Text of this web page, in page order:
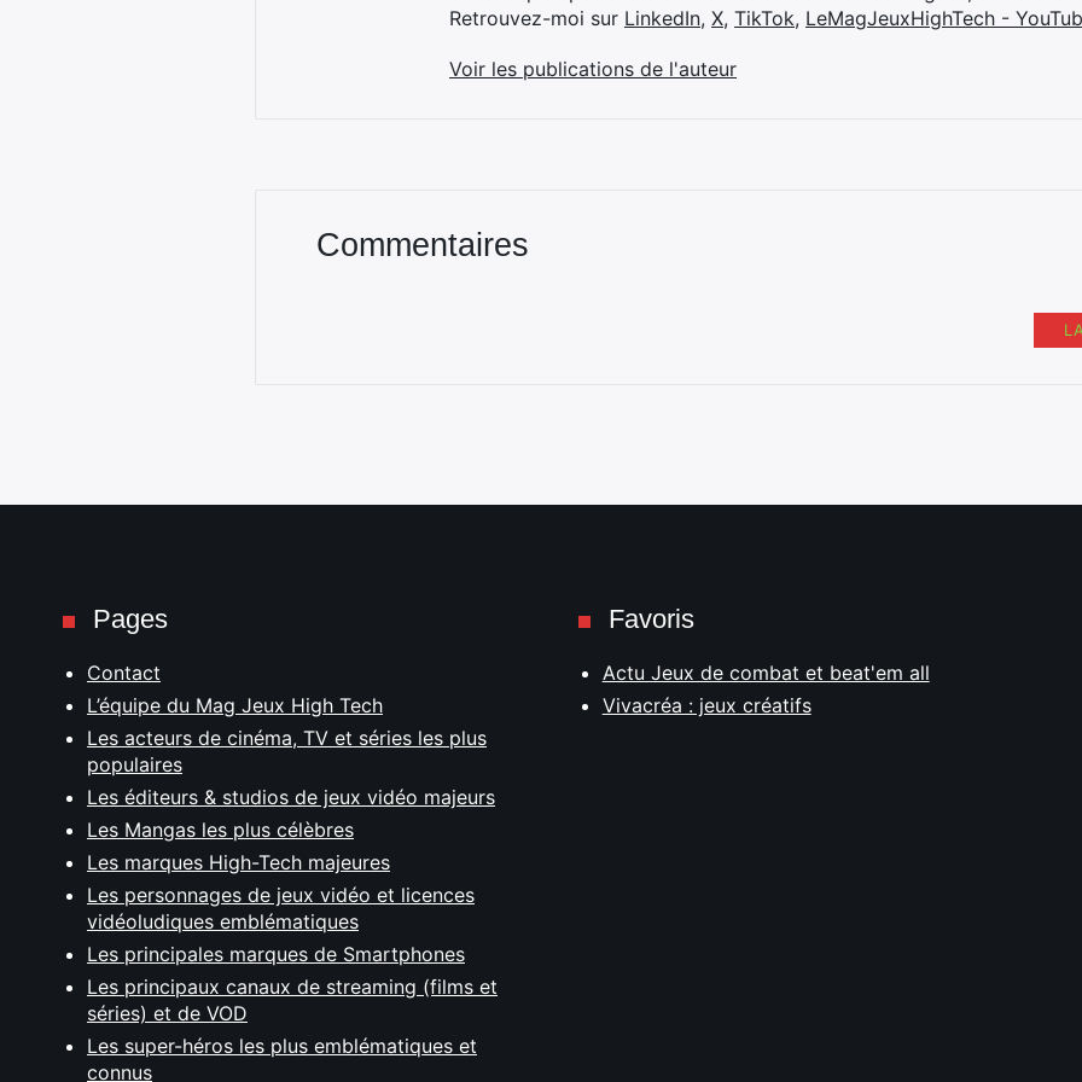
Retrouvez-moi sur LinkedIn, X, TikTok, LeMagJeuxHighTech -
Voir les publications de l'auteur
Commentaires
Pages
Contact
L’équipe du Mag Jeux High Tech
Les acteurs de cinéma, TV et séries les plus
populaires
Les éditeurs & studios de jeux vidéo majeurs
Les Mangas les plus célèbres
Les marques High-Tech majeures
Les personnages de jeux vidéo et licences
vidéoludiques emblématiques
Les principales marques de Smartphones
Les principaux canaux de streaming (films et
séries) et de VOD
Les super-héros les plus emblématiques et
connus
Favoris
Actu Jeux de combat et beat'em all
Vivacréa : jeux créatifs